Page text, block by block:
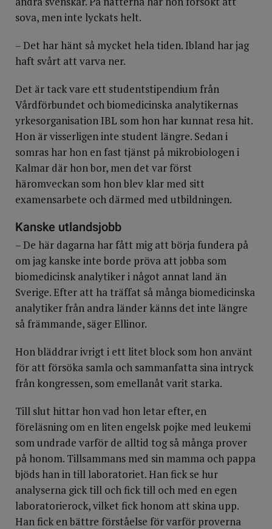
sova, men inte lyckats helt.
– Det har hänt så mycket hela tiden. Ibland har jag
haft svårt att varva ner.
Det är tack vare ett studentstipendium från
Vårdförbundet och biomedicinska analytikernas
yrkesorganisation IBL som hon har kunnat resa hit.
Hon är visserligen inte student längre. Sedan i
somras har hon en fast tjänst på mikrobiologen i
Kalmar där hon bor, men det var först
häromveckan som hon blev klar med sitt
examensarbete och därmed med utbildningen.
Kanske utlandsjobb
– De här dagarna har fått mig att börja fundera på
om jag kanske inte borde pröva att jobba som
biomedicinsk analytiker i något annat land än
Sverige. Efter att ha träffat så många biomedicinska
analytiker från andra länder känns det inte längre
så främmande, säger Ellinor.
Hon bläddrar ivrigt i ett litet block som hon använt
för att försöka samla och sammanfatta sina intryck
från kongressen, som emellanåt varit starka.
Till slut hittar hon vad hon letar efter, en
föreläsning om en liten engelsk pojke med leukemi
som undrade varför de alltid tog så många prover
på honom. Tillsammans med sin mamma och pappa
bjöds han in till laboratoriet. Han fick se hur
analyserna gick till och fick till och med en egen
laboratorierock, vilket fick honom att skina upp.
Han fick en bättre förståelse för varför proverna